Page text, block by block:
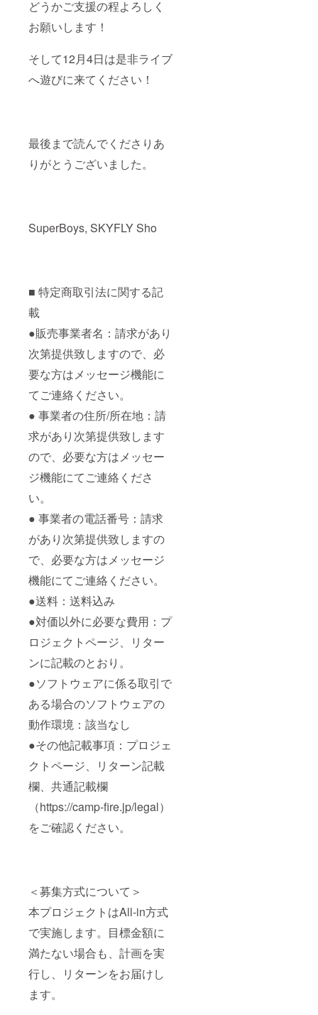
どうかご支援の程よろしく
お願いします！
そして12月4日は是非ライブ
へ遊びに来てください！
最後まで読んでくださりあ
りがとうございました。
SuperBoys, SKYFLY Sho
■ 特定商取引法に関する記
載
●販売事業者名：請求があり
次第提供致しますので、必
要な方はメッセージ機能に
てご連絡ください。
● 事業者の住所/所在地：請
求があり次第提供致します
ので、必要な方はメッセー
ジ機能にてご連絡くださ
い。
● 事業者の電話番号：請求
があり次第提供致しますの
で、必要な方はメッセージ
機能にてご連絡ください。
●送料：送料込み
●対価以外に必要な費用：プ
ロジェクトページ、リター
ンに記載のとおり。
●ソフトウェアに係る取引で
ある場合のソフトウェアの
動作環境：該当なし
●その他記載事項：プロジェ
クトページ、リターン記載
欄、共通記載欄
（https://camp-fire.jp/legal）
をご確認ください。
＜募集方式について＞
本プロジェクトはAll-in方式
で実施します。目標金額に
満たない場合も、計画を実
行し、リターンをお届けし
ます。